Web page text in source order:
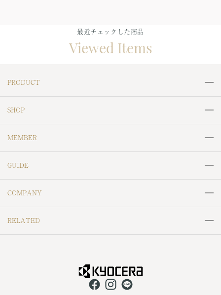
最近チェックした商品
Viewed Items
PRODUCT
リング
ペンダントトップ
ピアス
イヤーカフ
ブローチ
ネックレスチェーン
メンズジュエリー
その他（小物など）
SHOP
MJC＆ODOLLY
Labofllie
SAIKI
RIZ jewelry
鳥獣戯画
Resol
KOKONOE
MEMBER
会員サービスについて
会員登録
GUIDE
ご利用ガイド
お支払いについて
お届けについて
COMPANY
会社概要
個人情報保護方針
返金ポリシー
RELATED